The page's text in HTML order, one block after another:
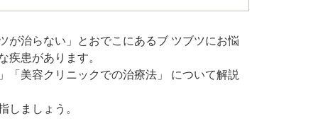
デンシファイ
（Forma α）
ン・ハイドロキノン療法
が治らない」とおでこにあるブ ツブツにお悩
疾患があります。
「美容クリニックでの治療法」 について解説
しましょう。